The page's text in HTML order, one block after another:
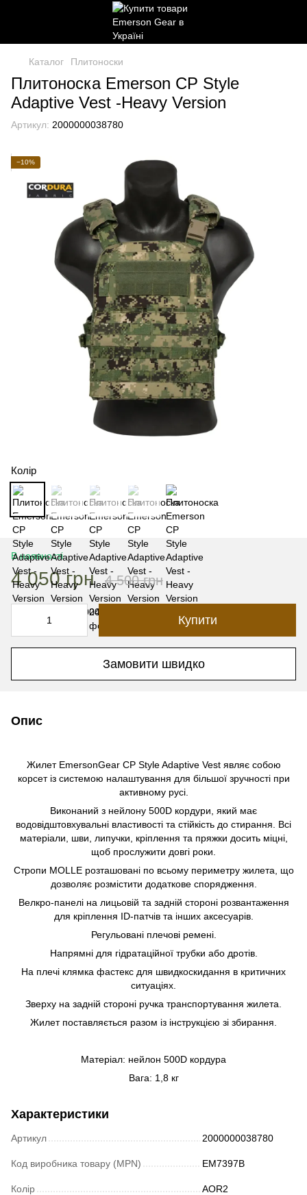
Каталог Плитоноски
Плитоноска Emerson CP Style
Adaptive Vest -Heavy Version
Артикул: 2000000038780
−10%
Колір
В наявності
4 050 грн 4 500 грн
Купити
Замовити швидко
Опис
Жилет EmersonGear CP Style Adaptive Vest являє собою
корсет із системою налаштування для більшої зручності при
активному русі.
Виконаний з нейлону 500D кордури, який має
водовідштовхувальні властивості та стійкість до стирання. Всі
матеріали, шви, липучки, кріплення та пряжки досить міцні,
щоб прослужити довгі роки.
Стропи MOLLE розташовані по всьому периметру жилета, що
дозволяє розмістити додаткове спорядження.
Велкро-панелі на лицьовій та задній стороні розвантаження
для кріплення ID-патчів та інших аксесуарів.
Регульовані плечові ремені.
Напрямні для гідратаційної трубки або дротів.
На плечі клямка фастекс для швидкоскидання в критичних
ситуаціях.
Зверху на задній стороні ручка транспортування жилета.
Жилет поставляється разом із інструкцією зі збирання.
Матеріал: нейлон 500D кордура
Вага: 1,8 кг
Характеристики
Артикул 2000000038780
Код виробника товару (MPN) EM7397B
Колір AOR2